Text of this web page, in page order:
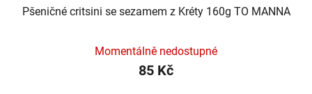
Pšeničné critsini se sezamem z Kréty 160g TO MANNA
Momentálně nedostupné
85 Kč